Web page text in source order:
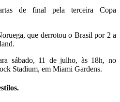
de final pela terceira Copa
que derrotou o Brasil por 2 a
sábado, 11 de julho, às 18h, no
Stadium, em Miami Gardens.